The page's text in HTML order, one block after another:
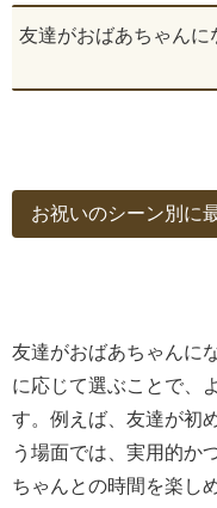
友達がおばあちゃん
お祝いのシーン別に
友達がおばあちゃんに
に応じて選ぶことで、
す。例えば、友達が初
う場面では、実用的か
ちゃんとの時間を楽し